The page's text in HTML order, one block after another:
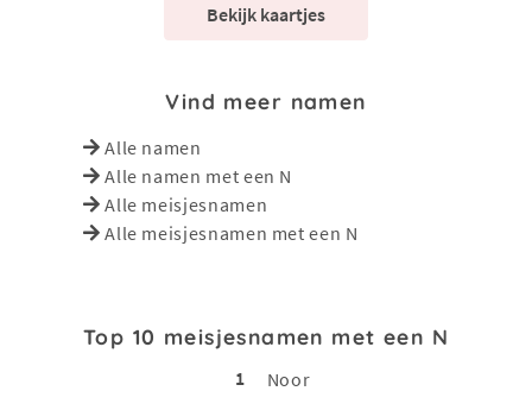
Bekijk kaartjes
Vind meer namen
Alle namen
Alle namen met een N
Alle meisjesnamen
Alle meisjesnamen met een N
Top 10 meisjesnamen met een N
1
Noor